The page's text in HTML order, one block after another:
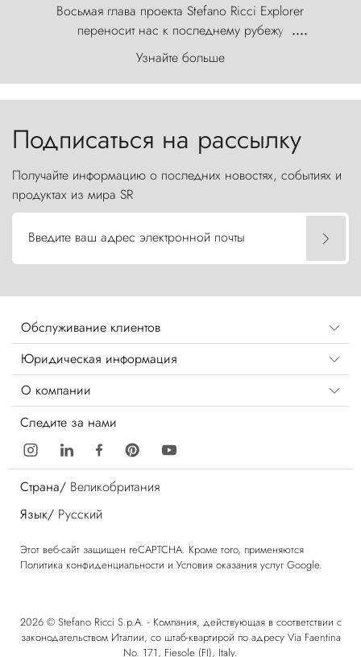
Восьмая глава проекта Stefano Ricci Explorer
переносит нас к последнему рубежу
первозданного мира, где ветер с
первобытной яростью ваяет ландшафт, а пики
Торрес-дель-Пайне, словно каменные стражи,
....
Узнайте больше
Подписаться на рассылку
Получайте информацию о последних новостях, событиях и
продуктах из мира SR
Введите ваш адрес электронной почты
Обслуживание клиентов
Юридическая информация
О компании
Следите за нами
Страна/ Великобритания
Язык/ Русский
Этот веб-сайт защищен reCAPTCHA. Кроме того, применяются
Политика конфиденциальности и Условия оказания услуг Google.
2026 © Stefano Ricci S.p.A. - Компания, действующая в соответствии с
законодательством Италии, со штаб-квартирой по адресу Via Faentina
No. 171, Fiesole (FI), Italy.